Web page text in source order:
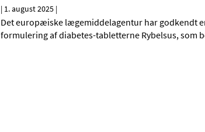
| 1. august 2025 |
Det europæiske lægemiddelagentur har godkendt
formulering af diabetes-tabletterne Rybelsus, som